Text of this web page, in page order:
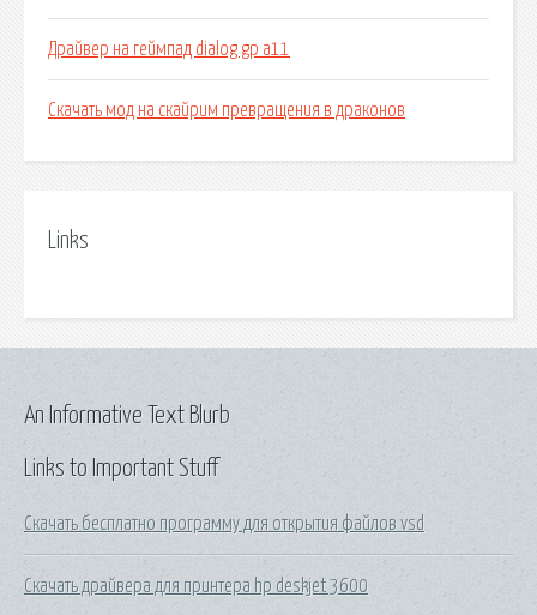
Драйвер на геймпад dialog gp a11
Скачать мод на скайрим превращения в драконов
Links
Links to Important Stuff
Скачать бесплатно программу для открытия файлов vsd
Скачать драйвера для принтера hp deskjet 3600
An Informative Text Blurb